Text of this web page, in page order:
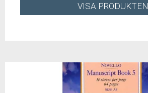
VISA PRODUKTEN